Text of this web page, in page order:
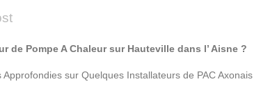
de Pompe A Chaleur sur Hauteville dans l’ Aisne ?
sur Quelques Installateurs de PAC Axonais